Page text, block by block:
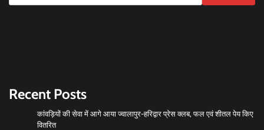
Recent Posts
कांवड़ियों की सेवा में आगे आया ज्वालापुर-हरिद्वार प्रेस क्लब, फल एवं शीतल पेय किए
वितरित